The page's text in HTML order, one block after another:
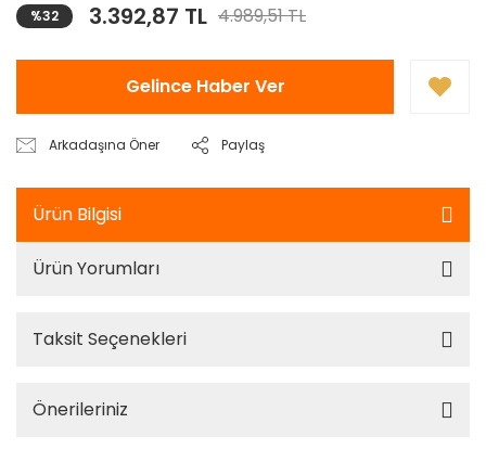
%32 3.392,87 TL 4.989,51 TL
Gelince Haber Ver
Arkadaşına Öner Paylaş
Ürün Bilgisi
Ürün Yorumları
Taksit Seçenekleri
Önerileriniz